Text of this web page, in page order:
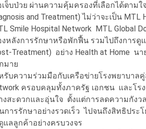
เจ็บป่วย ผ่านความคุ้มครองที่เลือกได้ตาม
and Treatment) ไม่ว่าจะเป็น
Smile Hospital Network MTL Global
งหลังการรักษาหรือพักฟื้น รวมไปถึงการ
Treatment) อย่าง Health at Home น
มาย
รับความร่วมมือกับเครือข่ายโรงพยาบาล
ครอบคลุมทั้งภาครัฐ เอกชน และโร
งสะดวกและอุ่นใจ ตั้งแต่การลดความกัง
การรักษาอย่างรวดเร็ว ไปจนถึงสิทธิปร
แลลูกค้าอย่างครบวงจร